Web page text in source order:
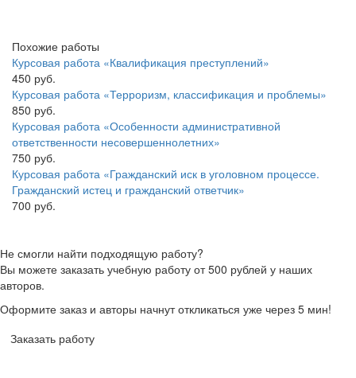
Похожие работы
Курсовая работа «Квалификация преступлений»
450 руб.
Курсовая работа «Терроризм, классификация и проблемы»
850 руб.
Курсовая работа «Особенности административной
ответственности несовершеннолетних»
750 руб.
Курсовая работа «Гражданский иск в уголовном процессе.
Гражданский истец и гражданский ответчик»
700 руб.
Не смогли найти подходящую работу?
Вы можете заказать учебную работу от 500 рублей у наших
авторов.
Оформите заказ и авторы начнут откликаться уже через 5 мин!
Заказать работу